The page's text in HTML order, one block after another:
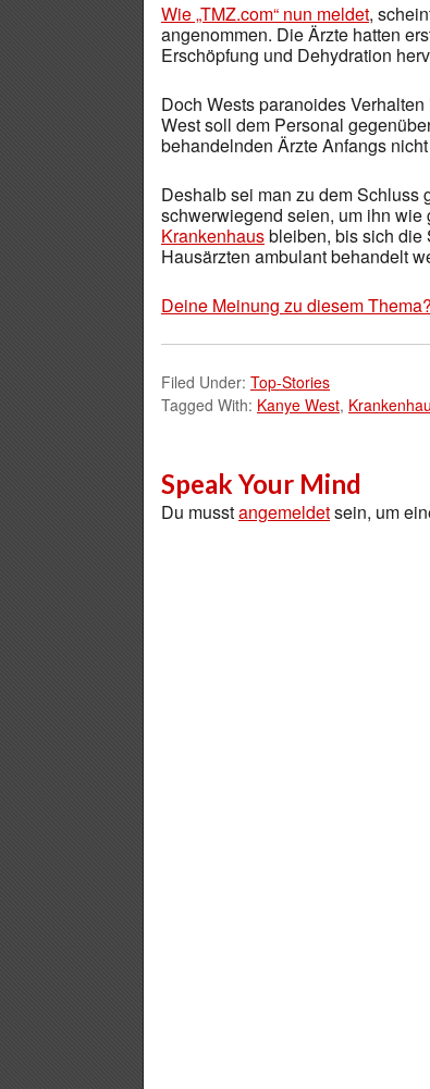
Wie „TMZ.com“ nun meldet,
angenommen. Die Ärzte hatten
Erschöpfung und Dehydration
Doch Wests paranoides Verhalten
West soll dem Personal
behandelnden Ärzte Anfangs
Deshalb sei man zu dem Schluss
schwerwiegend seien, um ihn
Krankenhausbleiben, bis sich die
Hausärzten ambulant behandelt
Deine Meinung zu diesem
Filed Under: Top-Stories
Tagged With: Kanye West,
Speak Your Mind
Du musstangemeldetsein, um